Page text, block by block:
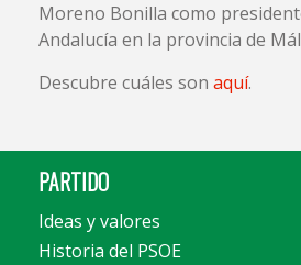
Moreno Bonilla como
Andalucía en la provincia de
Descubre cuáles son aquí.
PARTIDO
Ideas y valores
Historia del PSOE